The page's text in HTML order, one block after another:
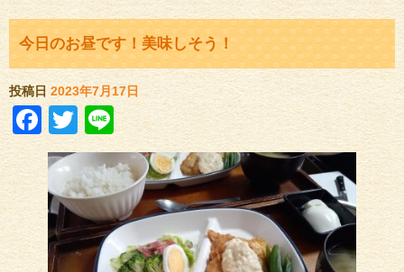
今日のお昼です！美味しそう！
投稿日 2023年7月17日
Facebook
Twitter
Line